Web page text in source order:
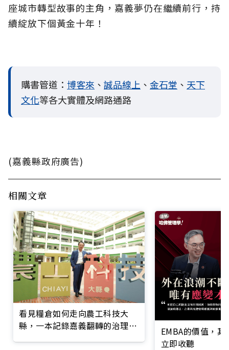
座城市轉型故事的主角，嘉義夢仍在繼續前行，持
續綻放下個黃金十年！
購書管道： 博客來 、 誠品線上 、 金石堂 、 天下
文化等各大實體及網路通路
(嘉義縣政府廣告)
相關文章
看見糧倉如何走向農工科技大
縣，一本記錄嘉義翻轉的治理實
EMBA的價值，
立即收聽